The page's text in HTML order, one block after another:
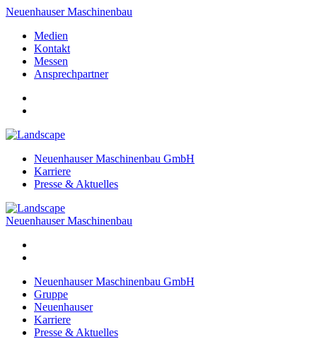
Neuenhauser Maschinenbau
Medien
Kontakt
Messen
Ansprechpartner
Neuenhauser Maschinenbau GmbH
Karriere
Presse & Aktuelles
Neuenhauser Maschinenbau
Neuenhauser Maschinenbau GmbH
Gruppe
Neuenhauser
Karriere
Presse & Aktuelles